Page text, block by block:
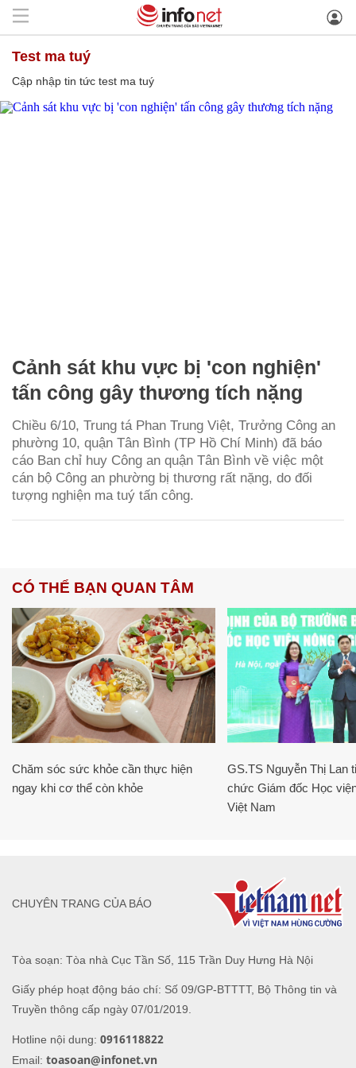
test ma tuý
Cập nhập tin tức test ma tuý
Cảnh sát khu vực bị 'con nghiện'
tấn công gây thương tích nặng
Chiều 6/10, Trung tá Phan Trung Việt, Trưởng Công an
phường 10, quận Tân Bình (TP Hồ Chí Minh) đã báo
cáo Ban chỉ huy Công an quận Tân Bình về việc một
cán bộ Công an phường bị thương rất nặng, do đối
tượng nghiện ma tuý tấn công.
CÓ THỂ BẠN QUAN TÂM
Chăm sóc sức khỏe cần thực hiện
ngay khi cơ thể còn khỏe
GS.TS Nguyễn Thị Lan
chức Giám đốc Học
Việt Nam
Tòa soạn: Tòa nhà Cục Tần Số, 115 Trần Duy Hưng Hà Nội
Giấy phép hoạt động báo chí: Số 09/GP-BTTTT, Bộ Thông tin và
Truyền thông cấp ngày 07/01/2019.
Hotline nội dung: 0916118822
Email: toasoan@infonet.vn
CHUYÊN TRANG CỦA BÁO